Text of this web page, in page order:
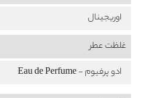
اوریجینال
غلظت عطر
ادو پرفیوم - Eau de Perfume